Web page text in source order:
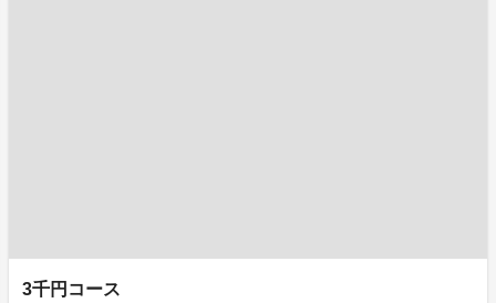
3千円コース